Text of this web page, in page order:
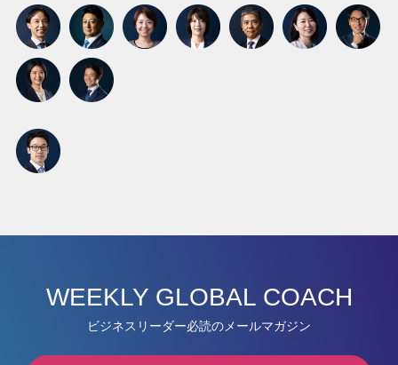
WEEKLY GLOBAL COACH
ビジネスリーダー必読のメールマガジン